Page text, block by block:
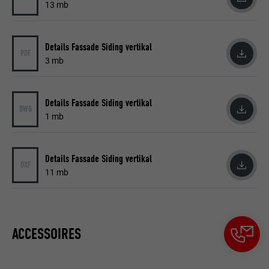
13 mb
PDF Details Fassade Siding vertikal
3 mb
DWG Details Fassade Siding vertikal
1 mb
DXF Details Fassade Siding vertikal
11 mb
ACCESSOIRES